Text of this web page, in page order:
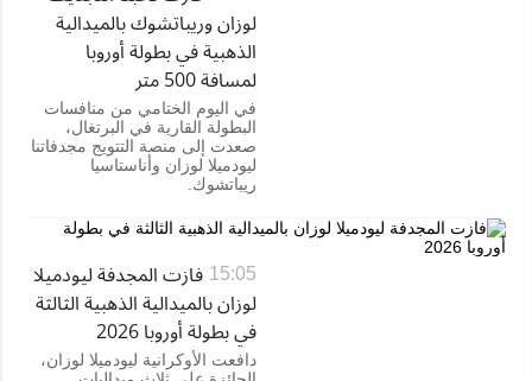
لوزان وريباتشوك بالميدالية
الذهبية في بطولة أوروبا
لمسافة 500 متر
في اليوم الختامي من منافسات
البطولة القارية في البرتغال،
صعدت إلى منصة التتويج مجدفاتنا
ليودميلا لوزان وأناستاسيا
ريباتشوك.
15:05 فازت المجدفة ليودميلا
لوزان بالميدالية الذهبية الثالثة
في بطولة أوروبا 2026
دافعت الأوكرانية ليودميلا لوزان،